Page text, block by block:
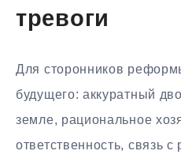
тревоги
Для сторонников
будущего: аккуратный
земле, рациональное
ответственность, связь